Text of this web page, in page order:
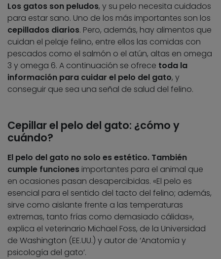
Los gatos son peludos, y su pelo necesita cuidados
para estar sano. Uno de los más importantes son los
cepillados diarios. Pero, además, hay alimentos que
cuidan el pelaje felino, entre ellos las comidas con
pescados como el salmón o el atún, altas en omega
3 y omega 6. A continuación se ofrece toda la
información para cuidar el pelo del gato, y
conseguir que sea una señal de salud del felino.
Cepillar el pelo del gato: ¿cómo y
cuándo?
El pelo del gato no solo es estético. También
cumple funciones importantes para el animal que
en ocasiones pasan desapercibidas. «El pelo es
esencial para el sentido del tacto del felino; además,
sirve como aislante frente a las temperaturas
extremas, tanto frías como demasiado cálidas»,
explica el veterinario Michael Foss, de la Universidad
de Washington (EE.UU.) y autor de ‘Anatomía y
psicología del gato’.